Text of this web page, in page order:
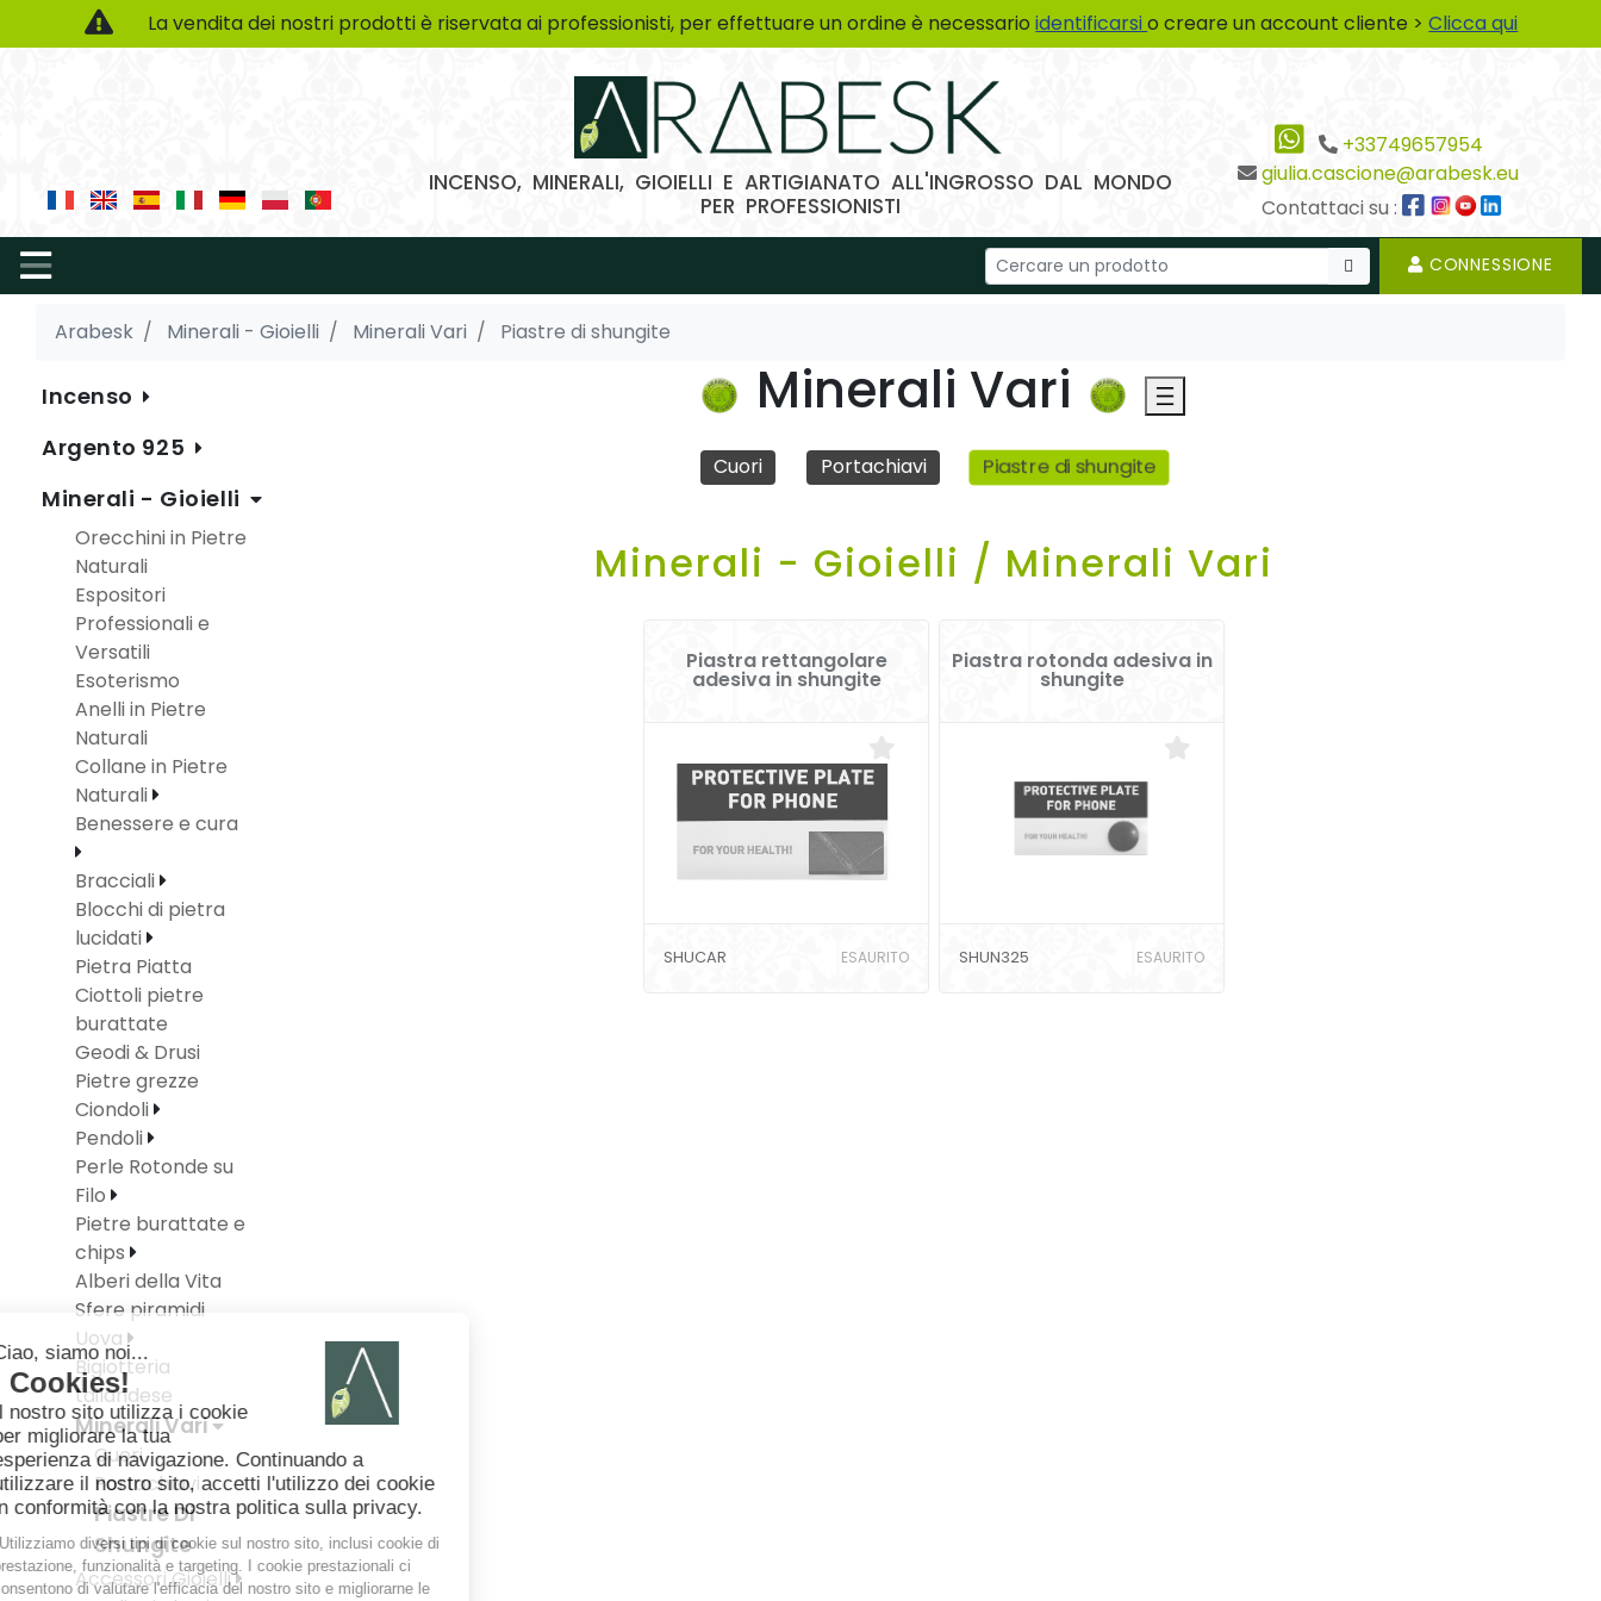
La vendita dei nostri prodotti è riservata ai professionisti, per effettuare un ordine è necessarioidentificarsio creare un account cliente >Clicca qui
INCENSO, MINERALI, GIOIELLI E ARTIGIANATO ALL'INGROSSO DAL MONDO
PER PROFESSIONISTI
+33749657954
giulia.cascione@arabesk.eu
Contattaci su :
CONNESSIONE
Arabesk Minerali - Gioielli Minerali Vari Piastre di shungite
Incenso
Argento 925
Minerali - Gioielli
Orecchini in Pietre
Naturali
Espositori
Professionali e
Versatili
Esoterismo
Anelli in Pietre
Naturali
Collane in Pietre
Naturali
Benessere e cura
Bracciali
Blocchi di pietra
lucidati
Pietra Piatta
Ciottoli pietre
burattate
Geodi & Drusi
Pietre grezze
Ciondoli
Pendoli
Perle Rotonde su
Filo
Pietre burattate e
chips
Alberi della Vita
Sfere piramidi
Uova
Bigiotteria
tailandese
Minerali Vari
Cuori
Portachiavi
Piastre Di
Shungite
Accessori Gioielli
Minerali Vari
Cuori Portachiavi Piastre di shungite
Minerali - Gioielli / Minerali Vari
Piastra rettangolare
adesiva in shungite
SHUCAR ESAURITO
Piastra rotonda adesiva in
shungite
SHUN325 ESAURITO